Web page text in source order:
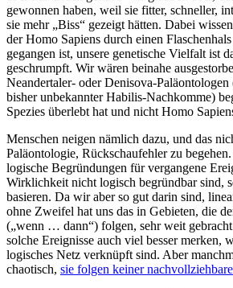
gewonnen haben, weil sie fitter, schneller,
sie mehr „Biss“ gezeigt hätten. Dabei
der Homo Sapiens durch einen
gegangen ist, unsere genetische Vielfalt ist
geschrumpft. Wir wären beinahe
Neandertaler- oder Denisova-Paläontologen
bisher unbekannter Habilis-Nachkomme)
Spezies überlebt hat und nicht Homo
Menschen neigen nämlich dazu, und das
Paläontologie, Rückschaufehler zu
logische Begründungen für vergangene
Wirklichkeit nicht logisch begründbar sind,
basieren. Da wir aber so gut darin sind,
ohne Zweifel hat uns das in Gebieten, die
(„wenn … dann“) folgen, sehr weit
solche Ereignisse auch viel besser merken,
logisches Netz verknüpft sind. Aber
chaotisch, sie folgen keiner